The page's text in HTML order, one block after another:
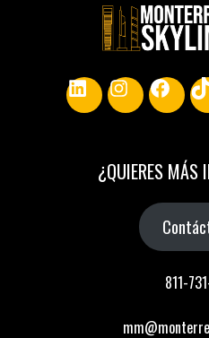
LinkedInInstagram
¿QUIERES MÁS
811-